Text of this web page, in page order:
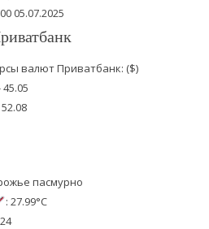
05.07.2025
валют Приватбанк: ($)
45.05
пасмурно
: 27.99°C